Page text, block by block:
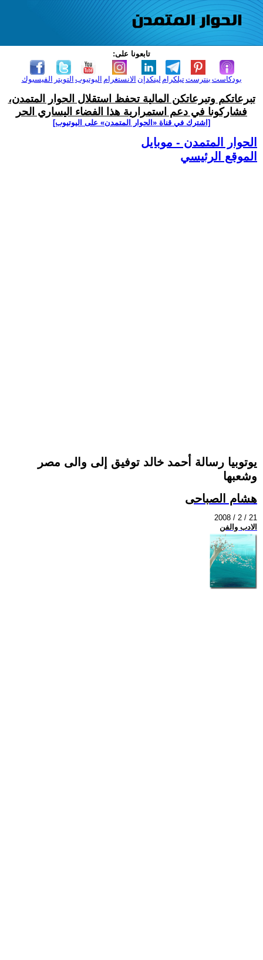
تابعونا على:
الفيسبوك التويتر اليوتيوب الانستغرام لينكدإن تيلكرامبنترست بودكاست
تبرعاتكم وتبرعاتكن المالية تحفظ استقلال الحوار المتمدن،
فشاركونا في دعم استمرارية هذا الفضاء اليساري الحر
[اشترك في قناة ‫«الحوار المتمدن» على اليوتيوب]
الحوار المتمدن - موبايل
الموقع الرئيسي
يوتوبيا رسالة أحمد خالد توفيق إلى والى مصر
وشعبها
هشام الصباحى
2008 / 2 / 21
الادب والفن